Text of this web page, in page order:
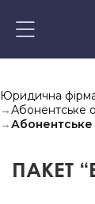
Юридична
→Абонентське
→Абонентське
ПАКЕТ